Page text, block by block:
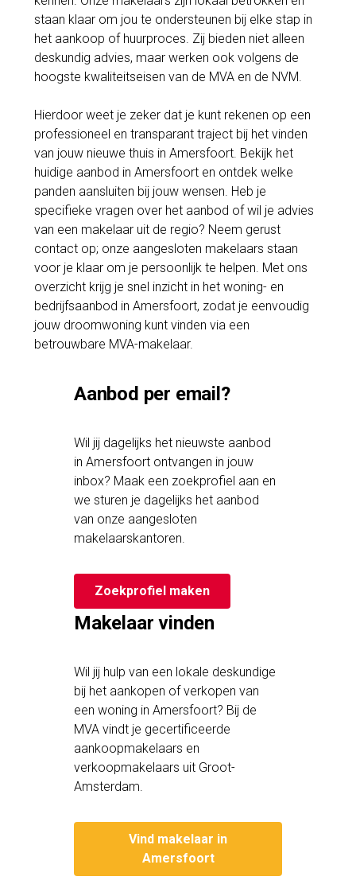
staan klaar om jou te ondersteunen bij elke stap in
het aankoop of huurproces. Zij bieden niet alleen
deskundig advies, maar werken ook volgens de
hoogste kwaliteitseisen van de MVA en de NVM.
Hierdoor weet je zeker dat je kunt rekenen op een
professioneel en transparant traject bij het vinden
van jouw nieuwe thuis in Amersfoort. Bekijk het
huidige aanbod in Amersfoort en ontdek welke
panden aansluiten bij jouw wensen. Heb je
specifieke vragen over het aanbod of wil je advies
van een makelaar uit de regio? Neem gerust
contact op; onze aangesloten makelaars staan
voor je klaar om je persoonlijk te helpen. Met ons
overzicht krijg je snel inzicht in het woning- en
bedrijfsaanbod in Amersfoort, zodat je eenvoudig
jouw droomwoning kunt vinden via een
betrouwbare MVA-makelaar.
Aanbod per email?
Wil jij dagelijks het nieuwste aanbod
in Amersfoort ontvangen in jouw
inbox? Maak een zoekprofiel aan en
we sturen je dagelijks het aanbod
van onze aangesloten
makelaarskantoren.
Zoekprofiel maken
Makelaar vinden
Wil jij hulp van een lokale deskundige
bij het aankopen of verkopen van
een woning in Amersfoort? Bij de
MVA vindt je gecertificeerde
aankoopmakelaars en
verkoopmakelaars uit Groot-
Amsterdam.
Vind makelaar in
Amersfoort